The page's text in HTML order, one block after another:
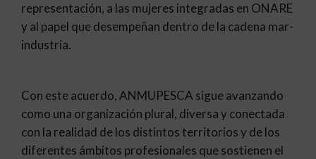
representación, a las mujeres integradas en ONARE
y al papel que desempeñan dentro de la cadena mar-
industria.
​Con este acuerdo, ANMUPESCA sigue avanzando
como una organización plural, diversa y conectada
con la realidad de los distintos territorios y de los
diferentes ámbitos profesionales que sostienen el